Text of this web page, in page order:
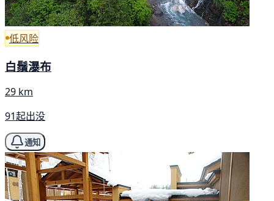
低风险
白鬚瀑布
29 km
91起出没
通知